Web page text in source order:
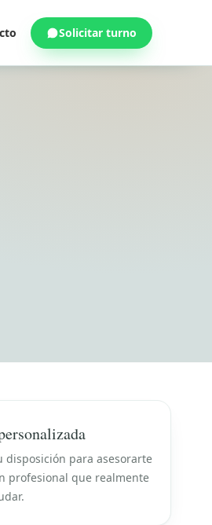
Solicitar turno
disposición para asesorarte
profesional que realmente